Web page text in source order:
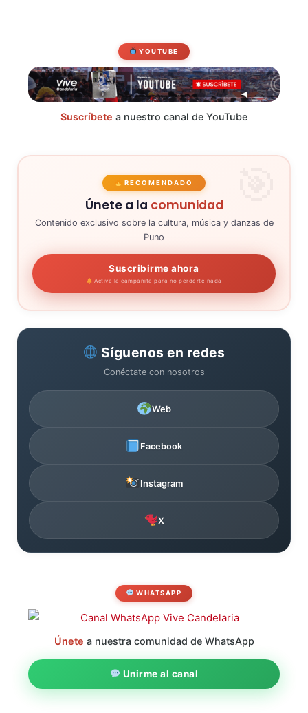
YOUTUBE
Suscríbete a nuestro canal de YouTube
RECOMENDADO
Únete a la comunidad
Contenido exclusivo sobre la cultura, música y danzas de
Puno
Suscribirme ahora
Activa la campanita para no perderte nada
Síguenos en redes
Conéctate con nosotros
Web
Facebook
Instagram
X
WHATSAPP
Únete a nuestra comunidad de WhatsApp
Unirme al canal